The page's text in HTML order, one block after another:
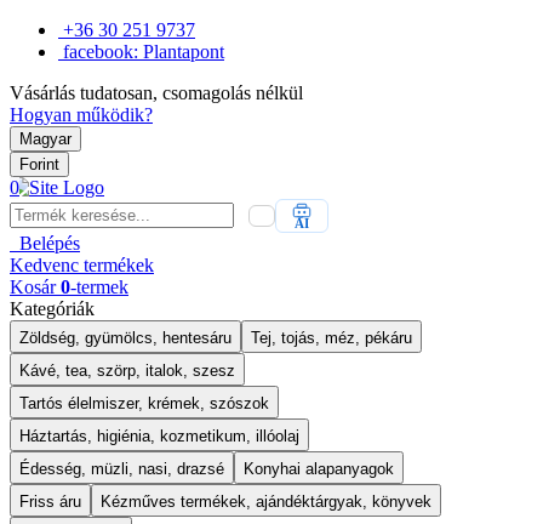
+36 30 251 9737
facebook: Plantapont
Vásárlás tudatosan, csomagolás nélkül
Hogyan működik?
Magyar
Forint
0
AI
Belépés
Kedvenc termékek
Kosár 0-termek
Kategóriák
Zöldség, gyümölcs, hentesáru
Tej, tojás, méz, pékáru
Kávé, tea, szörp, italok, szesz
Tartós élelmiszer, krémek, szószok
Háztartás, higiénia, kozmetikum, illóolaj
Édesség, müzli, nasi, drazsé
Konyhai alapanyagok
Friss áru
Kézműves termékek, ajándéktárgyak, könyvek